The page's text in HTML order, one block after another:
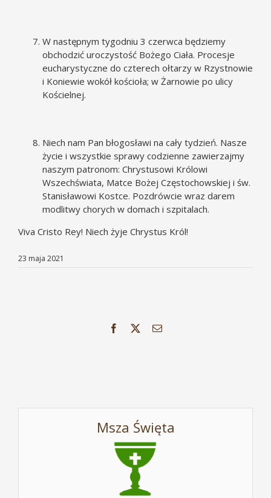
W następnym tygodniu 3 czerwca będziemy
obchodzić uroczystość Bożego Ciała. Procesje
eucharystyczne do czterech ołtarzy w Rzystnowie
i Koniewie wokół kościoła; w Żarnowie po ulicy
Kościelnej.
Niech nam Pan błogosławi na cały tydzień. Nasze
życie i wszystkie sprawy codzienne zawierzajmy
naszym patronom: Chrystusowi Królowi
Wszechświata, Matce Bożej Częstochowskiej i św.
Stanisławowi Kostce. Pozdrówcie wraz darem
modlitwy chorych w domach i szpitalach.
Viva Cristo Rey! Niech żyje Chrystus Król!
23 maja 2021
Facebook Email
Msza Święta